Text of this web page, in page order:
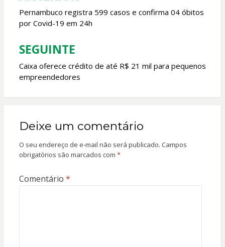
de
Post
Pernambuco registra 599 casos e confirma 04 óbitos
por Covid-19 em 24h
SEGUINTE
Caixa oferece crédito de até R$ 21 mil para pequenos
empreendedores
Deixe um comentário
O seu endereço de e-mail não será publicado. Campos
obrigatórios são marcados com *
Comentário *